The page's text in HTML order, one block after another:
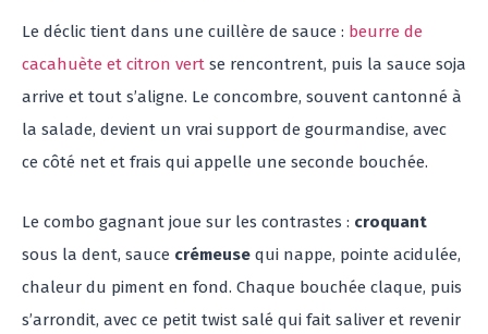
Le déclic tient dans une cuillère de sauce : beurre de
cacahuète et citron vert se rencontrent, puis la sauce soja
arrive et tout s’aligne. Le concombre, souvent cantonné à
la salade, devient un vrai support de gourmandise, avec
ce côté net et frais qui appelle une seconde bouchée.
Le combo gagnant joue sur les contrastes : croquant
sous la dent, sauce crémeuse qui nappe, pointe acidulée,
chaleur du piment en fond. Chaque bouchée claque, puis
s’arrondit, avec ce petit twist salé qui fait saliver et revenir